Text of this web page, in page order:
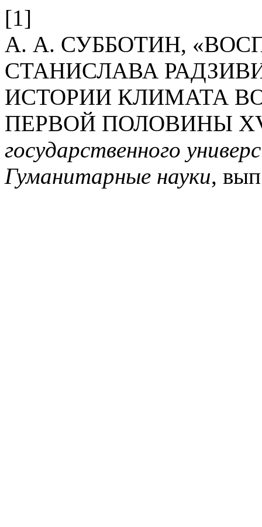
[1]
А. А. СУББОТИН,
СТАНИСЛАВА
ИСТОРИИ КЛИМАТА
ПЕРВОЙ ПОЛОВИНЫ
государственного
Гуманитарные науки,